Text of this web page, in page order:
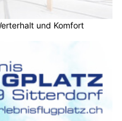
und Komfort